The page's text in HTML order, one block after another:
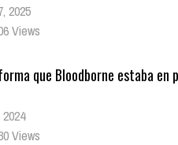
2025
Views
que Bloodborne estaba en
Views